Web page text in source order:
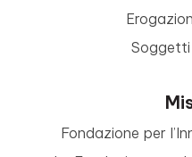
Fondazione per